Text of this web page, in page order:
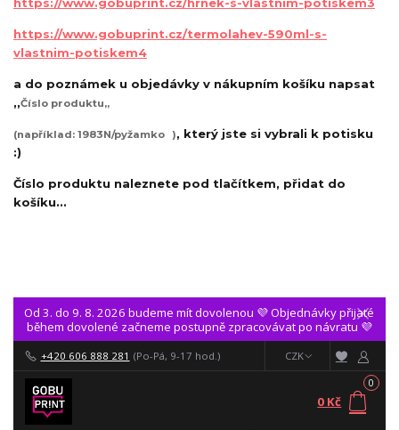
https://www.gobuprint.cz/termolahev-590ml-s-
vlastnim-potiskem4
a do poznámek u objedávky v nákupním košíku napsat
,,Číslo produktu,,
(například: 1983N/pyžamko ), který jste si vybrali k potisku
:)
Číslo produktu naleznete pod tlačítkem, přidat do
košíku...
Od 3. do 9. 8. 2026 budeme mít dovolenou 💜 Objednávky přijaté
během dovolené začneme postupně zpracovávat po návratu 💜
CZK
+420 606 888 281 (Po-Pá, 9-17 hod.)
0
0 Kč